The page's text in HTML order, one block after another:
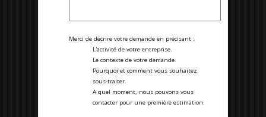
Merci de décrire votre demande en précisant :
L'activité de votre entreprise.
Le contexte de votre demande.
Pourquoi et comment vous souhaitez
sous-traiter.
A quel moment, nous pouvons vous
contacter pour une première estimation.